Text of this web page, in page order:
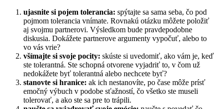
ujasnite si pojem tolerancia: spýtajte sa sama seba, čo pod
pojmom tolerancia vnímate. Rovnakú otázku môžete položiť
aj svojmu partnerovi. Výsledkom bude pravdepodobne
diskusia. Dokážete partnerove argumenty vypočuť, alebo to
vo vás vrie?
všímajte si svoje pocity: skúste si uvedomiť, ako vám je, keď
ste tolerantná. Ste schopná otvorene vyjadriť to, v čom už
nedokážete byť tolerantná alebo nechcete byť?
stanovte si hranice: ak ich nestanovíte, po čase môže prísť
emočný výbuch v podobe sťažností, čo všetko ste museli
tolerovať, a ako ste sa pre to trápili.